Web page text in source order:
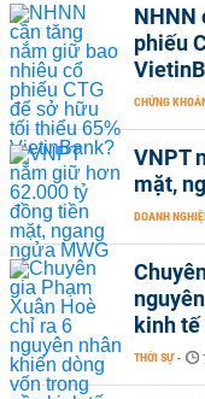
NHNN
phiếu
CHỨNG
VNPT
mặt,
DOANH
kinh
THỜI SỰ -